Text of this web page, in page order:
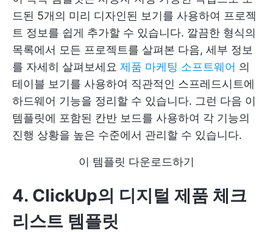
드된 5개의 미리 디자인된 보기를 사용하여 프로젝
트 정보를 쉽게 추가할 수 있습니다. 깔끔한 형식의
목록에서 모든 프로젝트를 살펴본 다음, 세부 정보
를 자세히 살펴보세요 제품 마케팅 소프트웨어 의
테이블 보기를 사용하여 직관적인 스프레드시트에
하드웨어 기능을 정리할 수 있습니다. 그런 다음 이
템플릿에 포함된 칸반 보드를 사용하여 각 기능의
진행 상황을 높은 수준에서 관리할 수 있습니다.
이 템플릿 다운로드하기
4. ClickUp의 디지털 제품 체크
리스트 템플릿